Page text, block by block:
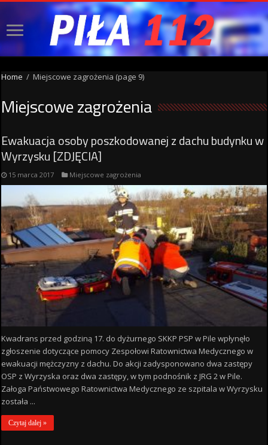
Home / Miejscowe zagrożenia (page 9)
Miejscowe zagrożenia
Ewakuacja osoby poszkodowanej z dachu budynku w
Wyrzysku [ZDJĘCIA]
15 marca 2017 Miejscowe zagrożenia
Kwadrans przed godziną 17. do dyżurnego SKKP PSP w Pile wpłynęło
zgłoszenie dotyczące pomocy Zespołowi Ratownictwa Medycznego w
ewakuacji mężczyzny z dachu. Do akcji zadysponowano dwa zastępy
OSP z Wyrzyska oraz dwa zastępy, w tym podnośnik z JRG 2 w Pile.
Załoga Państwowego Ratownictwa Medycznego ze szpitala w Wyrzysku
została ...
Czytaj dalej »